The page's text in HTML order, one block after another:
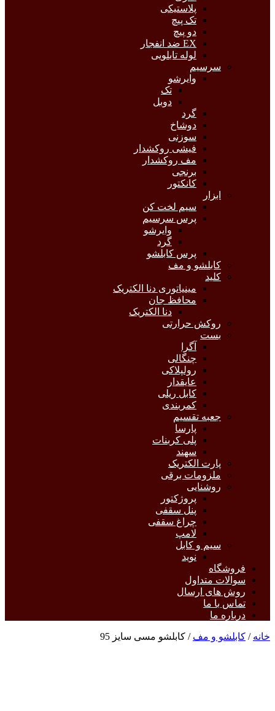
پلاستیکی
تک پیچ
دو پیچ
EX ضد انفجار
لوله تابلویی
سرسیم
وایرشو
تک
دوبل
گرد
دوشاخ
سوزنی
فیشی روکشدار
مف روکشدار
برنجی
کانکتور
ابزار
سیم لخت کن
پرس سرسیم
وایرشو
گرد
پرس کابلشو
کابلشو و مف
کلید
مینیاتوری دنا الکتریک
محافظ جان
دنا الکتریک
روکش حرارتی
بست
آگرا
چنگالی
رولپلاکی
عایقدار
کابل ریلی
کمربندی
جعبه تقسیم
پارسا
پلی کربنات
سهند
پارت الکتریک
ملزومات برقی
روشنایی
پروژکتور
پنل سقفی
چراغ سقفی
لامپ
سیم و کابل
نوید
فروشگاه
سوالات متداول
روش های ارسال
تماس با ما
درباره ما
خانه / کابلشو و مف / کابلشو مسی سایز 95